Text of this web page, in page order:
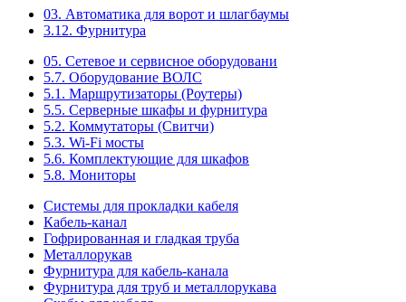
03. Автоматика для ворот и шлагбаумы
3.12. Фурнитура
05. Сетевое и сервисное оборудовани
5.7. Оборудование ВОЛС
5.1. Маршрутизаторы (Роутеры)
5.5. Серверные шкафы и фурнитура
5.2. Коммутаторы (Свитчи)
5.3. Wi-Fi мосты
5.6. Комплектующие для шкафов
5.8. Мониторы
Системы для прокладки кабеля
Кабель-канал
Гофрированная и гладкая труба
Металлорукав
Фурнитура для кабель-канала
Фурнитура для труб и металлорукава